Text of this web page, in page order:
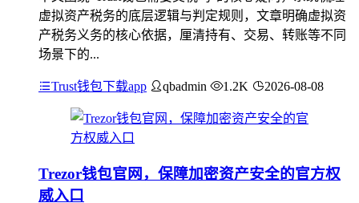
虚拟资产税务的底层逻辑与判定规则，文章明确虚拟资
产税务义务的核心依据，厘清持有、交易、转账等不同
场景下的...
Trust钱包下载app qbadmin 1.2K 2026-08-08
Trezor钱包官网，保障加密资产安全的官方权
威入口